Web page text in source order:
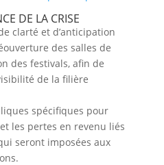
DE LA CRISE
clarté et d’anticipation
des salles de
des festivals, afin de
de la filière
spécifiques pour
les pertes en revenu liés
seront imposées aux